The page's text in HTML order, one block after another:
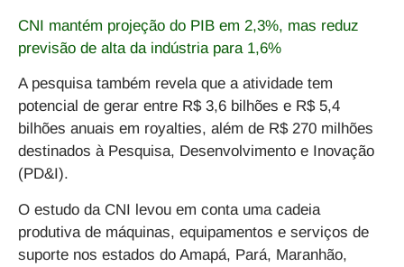
CNI mantém projeção do PIB em 2,3%, mas reduz
previsão de alta da indústria para 1,6%
A pesquisa também revela que a atividade tem
potencial de gerar entre R$ 3,6 bilhões e R$ 5,4
bilhões anuais em royalties, além de R$ 270 milhões
destinados à Pesquisa, Desenvolvimento e Inovação
(PD&I).
O estudo da CNI levou em conta uma cadeia
produtiva de máquinas, equipamentos e serviços de
suporte nos estados do Amapá, Pará, Maranhão,